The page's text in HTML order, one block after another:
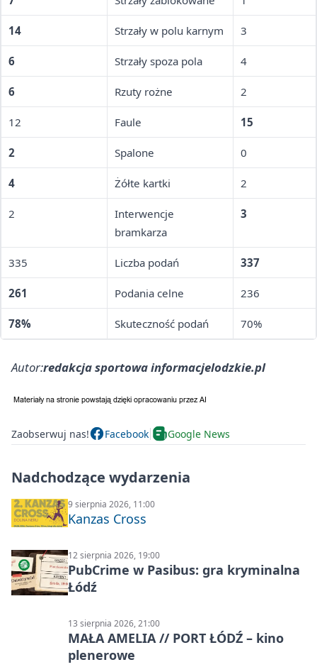
14 Strzały w polu karnym 3
6 Strzały spoza pola 4
6 Rzuty rożne 2
12 Faule 15
2 Spalone 0
4 Żółte kartki 2
2
Interwencje
bramkarza
3
335 Liczba podań 337
261 Podania celne 236
78% Skuteczność podań 70%
Autor:redakcja sportowa informacjelodzkie.pl
Zaobserwuj nas! Facebook Google News
Nadchodzące wydarzenia
9 sierpnia 2026, 11:00
Kanzas Cross
12 sierpnia 2026, 19:00
PubCrime w Pasibus: gra kryminalna
Łódź
13 sierpnia 2026, 21:00
MAŁA AMELIA // PORT ŁÓDŹ – kino
plenerowe